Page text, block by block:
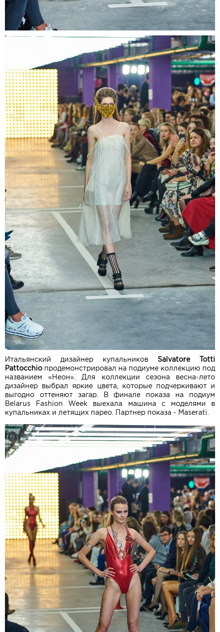
Итальянский дизайнер купальников Salvatore Totti
Pattocchio продемонстрировал на подиуме коллекцию под
названием «Неон». Для коллекции сезона весна-лето
дизайнер выбрал яркие цвета, которые подчеркивают и
выгодно оттеняют загар. В финале показа на подиум
Belarus Fashion Week выехала машина с моделями в
купальниках и летящих парео. Партнер показа - Maserati.